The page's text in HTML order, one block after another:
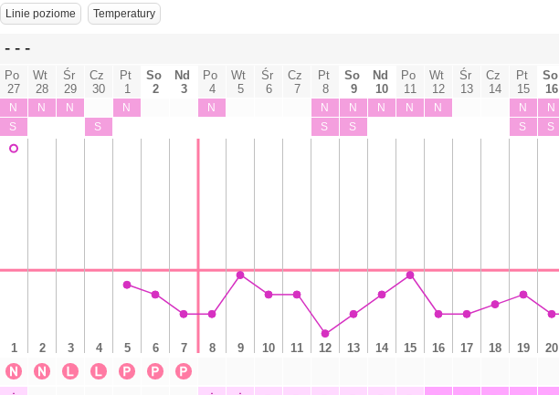
Linie poziome Temperatury
- - -
Po
27
N
S
1
Wt
28
N
2
Śr
29
N
3
Cz
30
S
4
Pt
1
N
5
So
2
6
Nd
3
7
Po
4
N
8
Wt
5
9
Śr
6
10
Cz
7
11
Pt
8
N
S
12
So
9
N
S
13
Nd
10
N
14
Po
11
N
15
Wt
12
N
16
Śr
13
17
Cz
14
18
Pt
15
N
S
19
So
16
N
S
20